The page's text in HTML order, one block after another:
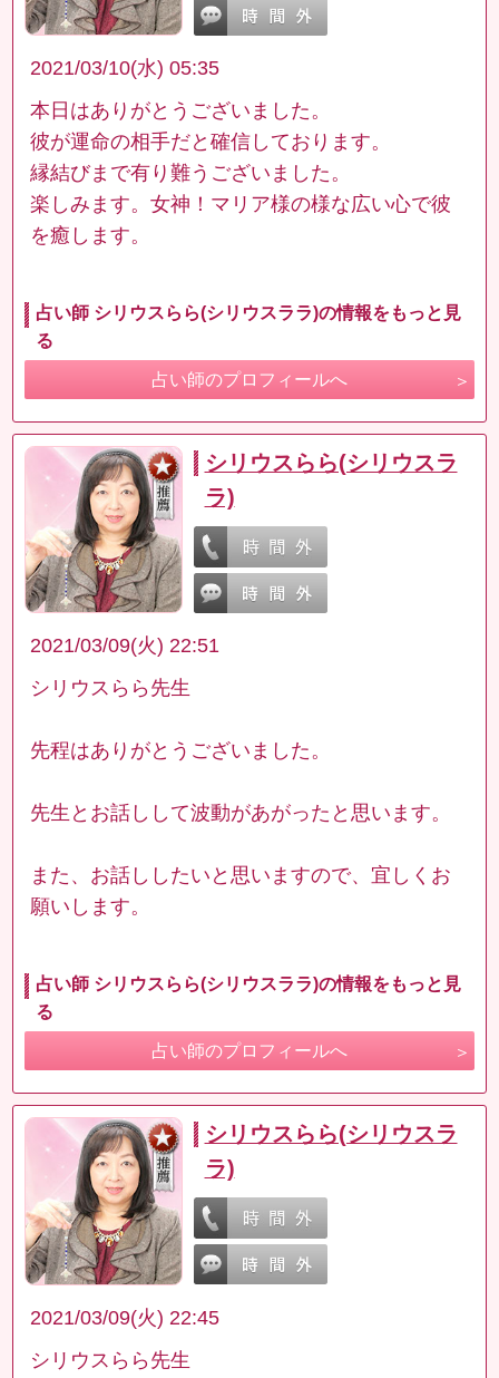
2021/03/10(水) 05:35
本日はありがとうございました。
彼が運命の相手だと確信しております。
縁結びまで有り難うございました。
楽しみます。女神！マリア様の様な広い心で彼
を癒します。
占い師 シリウスらら(シリウスララ)の情報をもっと見
る
占い師のプロフィールへ
シリウスらら(シリウスラ
ラ)
2021/03/09(火) 22:51
シリウスらら先生
先程はありがとうございました。
先生とお話しして波動があがったと思います。
また、お話ししたいと思いますので、宜しくお
願いします。
占い師 シリウスらら(シリウスララ)の情報をもっと見
る
占い師のプロフィールへ
シリウスらら(シリウスラ
ラ)
2021/03/09(火) 22:45
シリウスらら先生